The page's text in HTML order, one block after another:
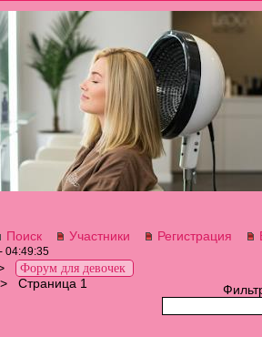
Поиск Участники Регистрация
04:49:35
Форум для девочек
Страница 1